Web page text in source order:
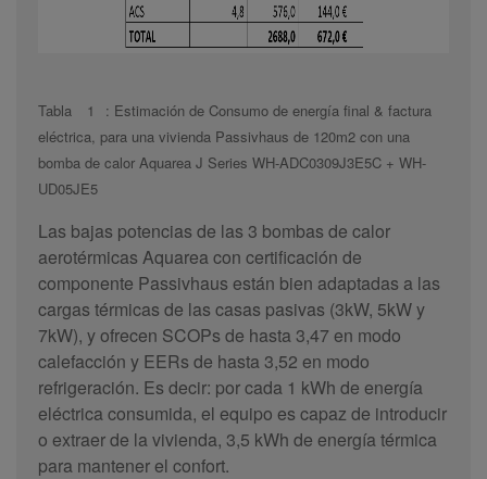
Tabla 1
: Estimación de Consumo de energía final & factura
eléctrica, para una vivienda Passivhaus de 120m2 con una
bomba de calor Aquarea J Series WH-ADC0309J3E5C + WH-
UD05JE5
Las bajas potencias de las 3 bombas de calor
aerotérmicas Aquarea con certificación de
componente Passivhaus están bien adaptadas a las
cargas térmicas de las casas pasivas (3kW, 5kW y
7kW), y ofrecen SCOPs de hasta 3,47 en modo
calefacción y EERs de hasta 3,52 en modo
refrigeración. Es decir: por cada 1 kWh de energía
eléctrica consumida, el equipo es capaz de introducir
o extraer de la vivienda, 3,5 kWh de energía térmica
para mantener el confort.